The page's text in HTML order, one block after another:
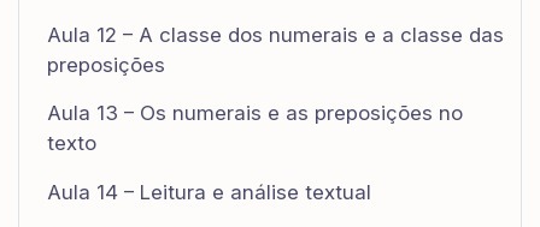
Aula 12 – A classe dos numerais e a classe das
preposições
Aula 13 – Os numerais e as preposições no
texto
Aula 14 – Leitura e análise textual